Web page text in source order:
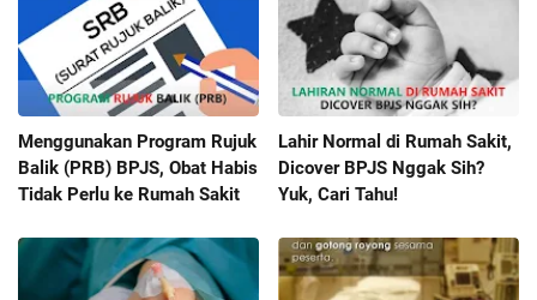
Menggunakan Program Rujuk
Balik (PRB) BPJS, Obat Habis
Tidak Perlu ke Rumah Sakit
Lahir Normal di Rumah Sakit,
Dicover BPJS Nggak Sih?
Yuk, Cari Tahu!